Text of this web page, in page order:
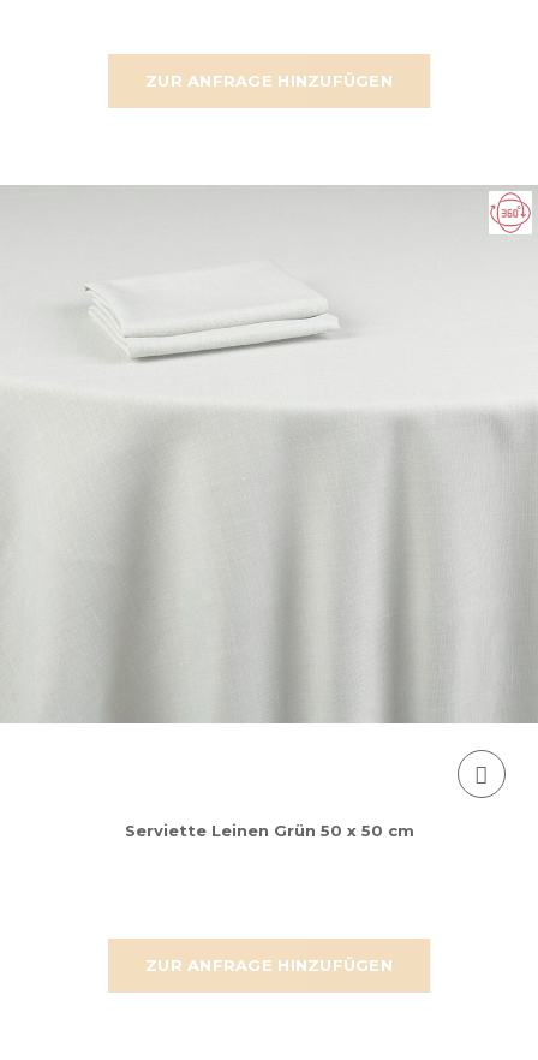
ZUR ANFRAGE HINZUFÜGEN
ZUR ANFRAGE HINZUFÜGEN
Serviette Leinen Grün 50 x 50 cm